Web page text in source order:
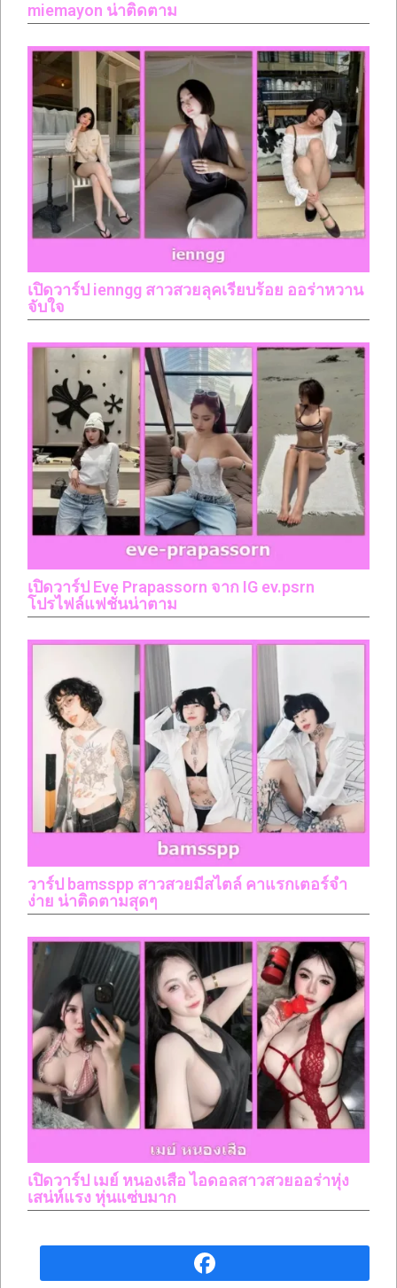
miemayon น่าติดตาม
เปิดวาร์ป ienngg สาวสวยลุคเรียบร้อย ออร่าหวาน
จับใจ
เปิดวาร์ป Eve Prapassorn จาก IG ev.psrn
โปรไฟล์แฟชั่นน่าตาม
วาร์ป bamsspp สาวสวยมีสไตล์ คาแรกเตอร์จำ
ง่าย น่าติดตามสุดๆ
เปิดวาร์ป เมย์ หนองเสือ ไอดอลสาวสวยออร่าหุ่ง
เสน่ห์แรง หุ่นแซ่บมาก